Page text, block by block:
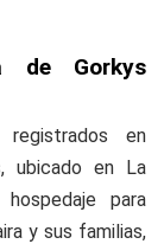
de Gorkys
en
ubicado en La
para
y sus familias,